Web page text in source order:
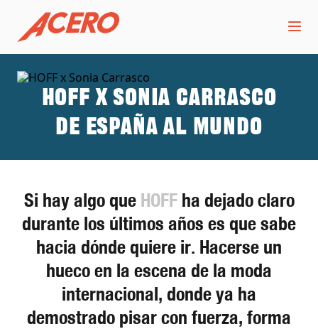
HOFF x Sonia Carrasco
De España al mundo
Si hay algo que HOFFha dejado claro
durante los últimos años es que sabe
hacia dónde quiere ir. Hacerse un
hueco en la escena de la moda
internacional, donde ya ha
demostrado pisar con fuerza, forma